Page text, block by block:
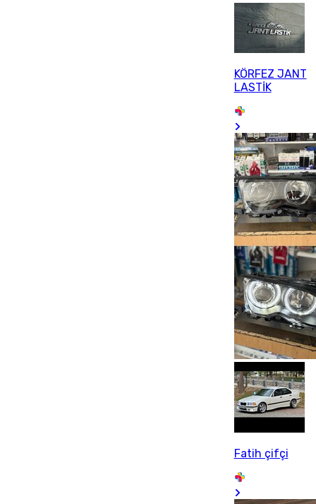
KÖRFEZ JANT
LASTİK
Fatih çifçi